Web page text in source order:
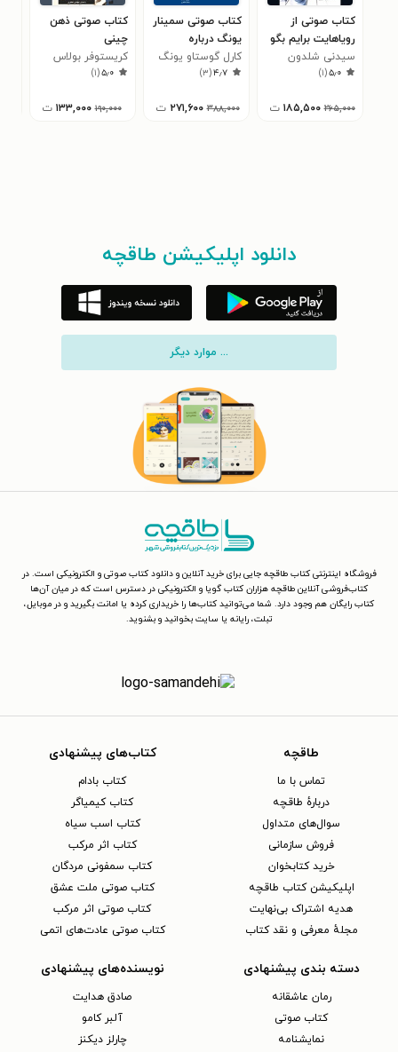
کتاب صوتی از
رویاهایت برایم بگو
سیدنی شلدون
۵٫۰(۱)
۲۶۵,۰۰۰ ۱۸۵,۵۰۰ ت
کتاب صوتی سمینار
یونگ درباره
زرتشت نیچه
کارل گوستاو یونگ
۴٫۷(۳)
۳۸۸,۰۰۰ ۲۷۱,۶۰۰ ت
کتاب صوتی ذهن
چینی
کریستوفر بولاس
۵٫۰(۱)
۱۹۰,۰۰۰ ۱۳۳,۰۰۰ ت
دانلود اپلیکیشن طاقچه
... موارد دیگر
فروشگاه اینترنتی کتاب طاقچه جایی برای خرید آنلاین و دانلود کتاب صوتی و الکترونیکی است. در
کتاب‌فروشی آنلاین طاقچه هزاران کتاب گویا و الکترونیکی در دسترس است که در میان آن‌ها
کتاب رایگان هم وجود دارد. شما می‌توانید کتاب‌ها را خریداری کرده یا امانت بگیرید و در موبایل،
تبلت، رایانه یا سایت بخوانید و بشنوید.
طاقچه
تماس با ما
دربارهٔ طاقچه
سوال‌های متداول
فروش سازمانی
خرید کتابخوان
اپلیکیشن کتاب طاقچه
هدیه اشتراک بی‌نهایت
مجلهٔ معرفی و نقد کتاب
کتاب‌های پیشنهادی
کتاب بادام
کتاب کیمیاگر
کتاب اسب سیاه
کتاب اثر مرکب
کتاب سمفونی مردگان
کتاب صوتی ملت عشق
کتاب صوتی اثر مرکب
کتاب صوتی عادت‌های اتمی
دسته بندی پیشنهادی
رمان عاشقانه
کتاب‌ صوتی
نمایشنامه
نویسنده‌های پیشنهادی
صادق هدایت
آلبر کامو
چارلز دیکنز